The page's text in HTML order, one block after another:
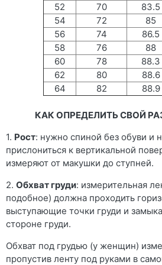
52
70 83.5
54
72 85
56
74 86.5
58
76 88
60
78 88.3
62
80 88.6
64
82 88.9
КАК ОПРЕДЕЛИТЬ СВОЙ
1. Рост: нужно спиной без обуви и
прислониться к вертикальной
измеряют от макушки до ступней.
2. Обхват груди: измерительная
подобное) должна проходить
выступающие точки груди и
стороне груди.
Обхват под грудью (у женщин)
пропустив ленту под руками в